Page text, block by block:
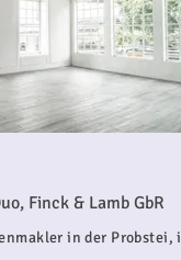
Finck & Lamb GbR
in der Probstei,